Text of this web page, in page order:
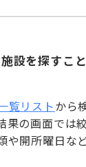
設を探すこ
覧リストから
果の画面では
や開所曜日な